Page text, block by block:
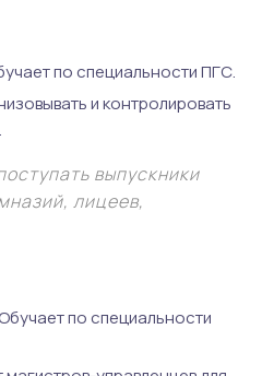
по специальности ПГС.
и контролировать
выпускники
лицеев,
по специальности